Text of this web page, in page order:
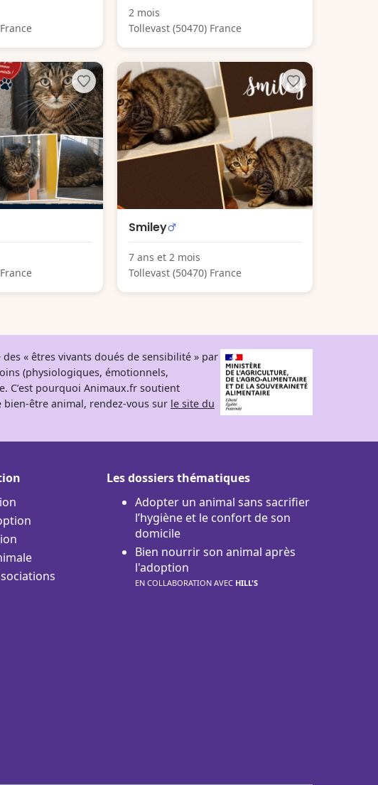
2 mois
Tollevast (50470) France
Smiley
7 ans et 2 mois
Tollevast (50470) France
« êtres vivants doués de sensibilité » par
(physiologiques, émotionnels,
C’est pourquoi Animaux.fr soutient
être animal, rendez-vous sur le site du
Les dossiers thématiques
Adopter un animal sans sacrifier
l’hygiène et le confort de son
domicile
Bien nourrir son animal après
l'adoption
EN COLLABORATION AVEC HILL'S